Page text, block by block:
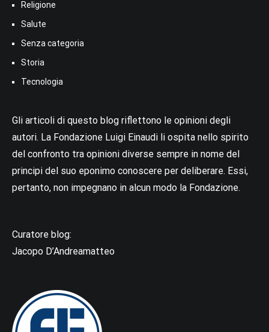
Religione
Salute
Senza categoria
Storia
Tecnologia
Gli articoli di questo blog riflettono le opinioni degli
autori. La Fondazione Luigi Einaudi li ospita nello spirito
del confronto tra opinioni diverse sempre in nome del
principi del suo eponimo conoscere per deliberare. Essi,
pertanto, non impegnano in alcun modo la Fondazione.
Curatore blog:
Jacopo D’Andreamatteo